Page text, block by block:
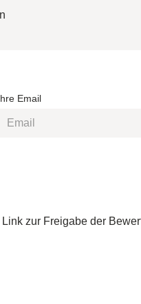
Email
zur Freigabe der